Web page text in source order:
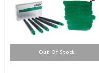
Out Of Stock